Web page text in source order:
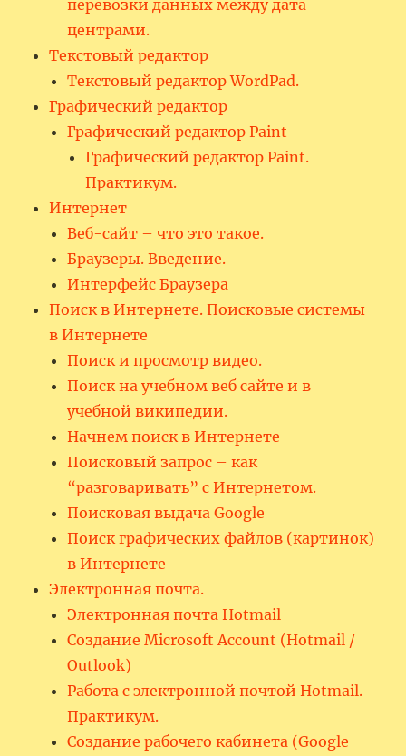
перевозки данных между дата-
центрами.
Текстовый редактор
Текстовый редактор WordPad.
Графический редактор
Графический редактор Paint
Графический редактор Paint.
Практикум.
Интернет
Веб-сайт – что это такое.
Браузеры. Введение.
Интерфейс Браузера
Поиск в Интернете. Поисковые системы
в Интернете
Поиск и просмотр видео.
Поиск на учебном веб сайте и в
учебной википедии.
Начнем поиск в Интернете
Поисковый запрос – как
“разговаривать” с Интернетом.
Поисковая выдача Google
Поиск графических файлов (картинок)
в Интернете
Электронная почта.
Электронная почта Hotmail
Создание Microsoft Account (Hotmail /
Outlook)
Работа с электронной почтой Hotmail.
Практикум.
Создание рабочего кабинета (Google